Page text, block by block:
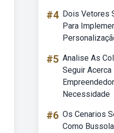
#4 Dois Vetores
Para
#5 Analise As
Seguir Acerca
Necessidade
#6 Os Cenarios
Como